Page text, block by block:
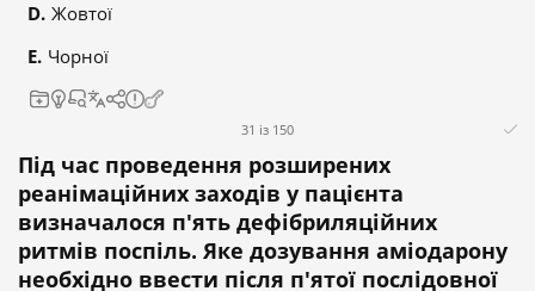
Жовтої
Чорної
31 із 150
Під час проведення розширених
реанімаційних заходів у пацієнта
визначалося п'ять дефібриляційних
ритмів поспіль. Яке дозування аміодарону
необхідно ввести після п'ятої послідовної